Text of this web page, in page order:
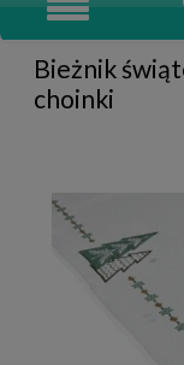
Bieżnik
choinki